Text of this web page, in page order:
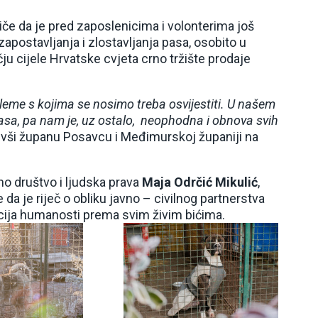
da je pred zaposlenicima i volonterima još
i zlostavljanja pasa, osobito u
cijele Hrvatske cvjeta crno tržište prodaje
s kojima se nosimo treba osvijestiti. U našem
pa nam je, uz ostalo, neophodna i obnova svih
županu Posavcu i Međimurskoj županiji na
društvo i ljudska prava Maja Odrčić Mikulić,
je riječ o obliku javno – civilnog partnerstva
humanosti prema svim živim bićima.